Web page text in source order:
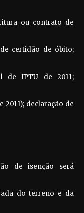
ou contrato de
certidão de óbito;
de IPTU de 2011;
2011); declaração de
de isenção será
do terreno e da